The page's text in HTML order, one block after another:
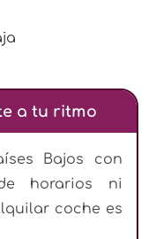
a tu ritmo
Bajos con
horarios ni
coche es